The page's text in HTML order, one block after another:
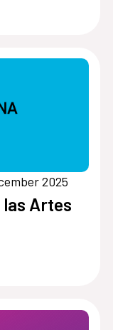
2025
Artes